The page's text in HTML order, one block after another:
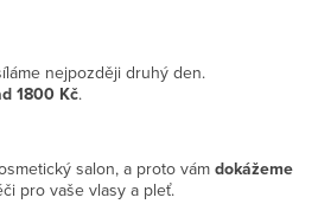
nejpozději druhý den.
1800 Kč.
salon, a proto vám dokážeme
pro vaše vlasy a pleť.